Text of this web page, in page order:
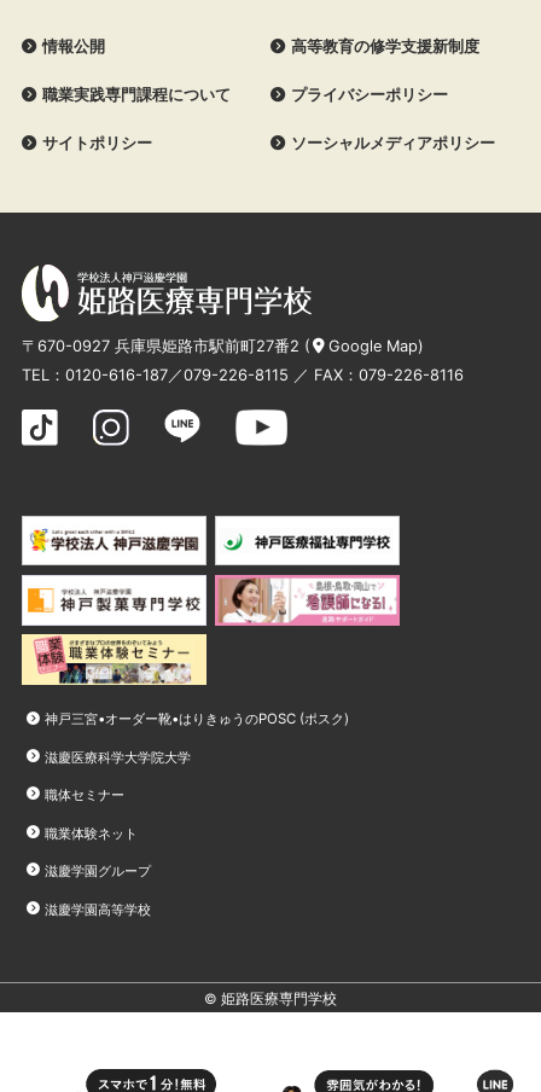
情報公開 高等教育の修学支援新制度
職業実践専門課程について プライバシーポリシー
サイトポリシー ソーシャルメディアポリシー
〒670-0927 兵庫県姫路市駅前町27番2 ( Google Map)
TEL： 0120-616-187／079-226-8115 ／ FAX：079-226-8116
神戸三宮•オーダー靴•はりきゅうのPOSC (ポスク)
滋慶医療科学大学院大学
職体セミナー
職業体験ネット
滋慶学園グループ
滋慶学園高等学校
© 姫路医療専門学校